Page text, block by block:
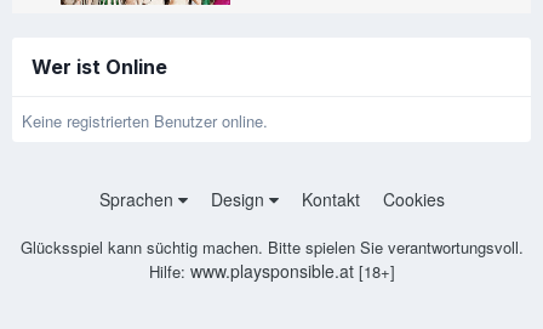
Wer ist Online
Keine registrierten Benutzer online.
Sprachen Design Kontakt Cookies
Glücksspiel kann süchtig machen. Bitte spielen Sie verantwortungsvoll.
Hilfe: www.playsponsible.at[18+]